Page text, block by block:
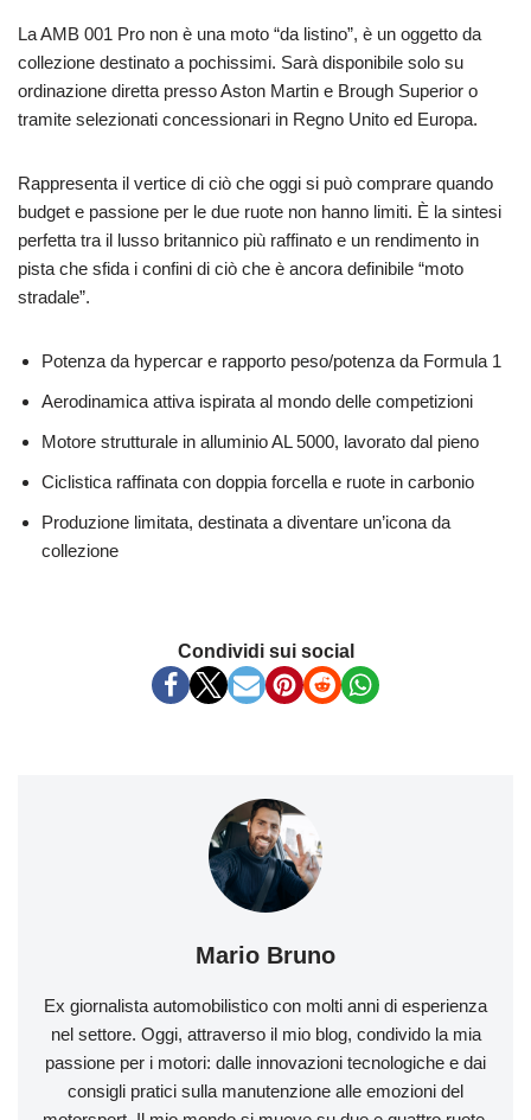
La AMB 001 Pro non è una moto “da listino”, è un oggetto da
collezione destinato a pochissimi. Sarà disponibile solo su
ordinazione diretta presso Aston Martin e Brough Superior o
tramite selezionati concessionari in Regno Unito ed Europa.
Rappresenta il vertice di ciò che oggi si può comprare quando
budget e passione per le due ruote non hanno limiti. È la sintesi
perfetta tra il lusso britannico più raffinato e un rendimento in
pista che sfida i confini di ciò che è ancora definibile “moto
stradale”.
Potenza da hypercar e rapporto peso/potenza da Formula 1
Aerodinamica attiva ispirata al mondo delle competizioni
Motore strutturale in alluminio AL 5000, lavorato dal pieno
Ciclistica raffinata con doppia forcella e ruote in carbonio
Produzione limitata, destinata a diventare un’icona da
collezione
Condividi sui social
Mario Bruno
Ex giornalista automobilistico con molti anni di esperienza
nel settore. Oggi, attraverso il mio blog, condivido la mia
passione per i motori: dalle innovazioni tecnologiche e dai
consigli pratici sulla manutenzione alle emozioni del